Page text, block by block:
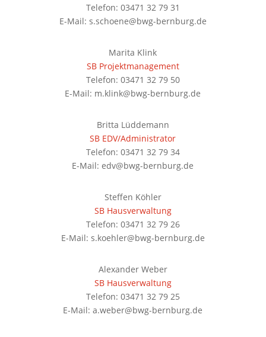
Telefon: 03471 32 79 31
E-Mail: s.schoene@bwg-bernburg.de
Marita Klink
SB Projektmanagement
Telefon: 03471 32 79 50
E-Mail: m.klink@bwg-bernburg.de
Britta Lüddemann
SB EDV/Administrator
Telefon: 03471 32 79 34
E-Mail: edv@bwg-bernburg.de
Steffen Köhler
SB Hausverwaltung
Telefon: 03471 32 79 26
E-Mail: s.koehler@bwg-bernburg.de
Alexander Weber
SB Hausverwaltung
Telefon: 03471 32 79 25
E-Mail: a.weber@bwg-bernburg.de